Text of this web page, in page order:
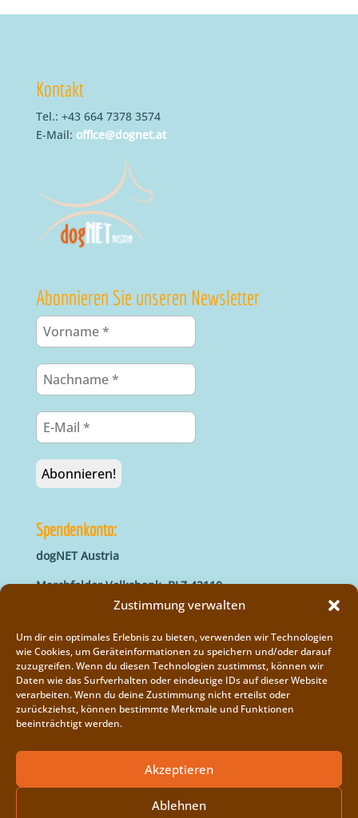
Zustimmung verwalten
Um dir ein optimales Erlebnis zu bieten, verwenden wir Technologien
wie Cookies, um Geräteinformationen zu speichern und/oder darauf
zuzugreifen. Wenn du diesen Technologien zustimmst, können wir
Daten wie das Surfverhalten oder eindeutige IDs auf dieser Website
verarbeiten. Wenn du deine Zustimmung nicht erteilst oder
zurückziehst, können bestimmte Merkmale und Funktionen
beeinträchtigt werden.
Akzeptieren
Ablehnen
Kontakt
Tel.: +43 664 7378 3574
E-Mail: office@dognet.at
Abonnieren Sie unseren Newsletter
Spendenkonto:
dogNET Austria
Marchfelder Volksbank, BLZ 42110
IBAN: AT66 4211 0421 5000 0000
Cookie-Richtlinie (EU)